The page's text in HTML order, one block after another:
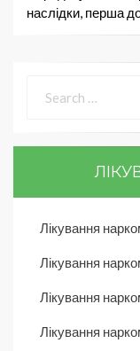
наслідки, перша
Лікування
Лікування
Лікування
Лікування